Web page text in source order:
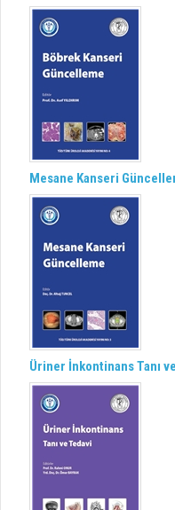
Mesane Kanseri
Üriner İnkontinans Tanı